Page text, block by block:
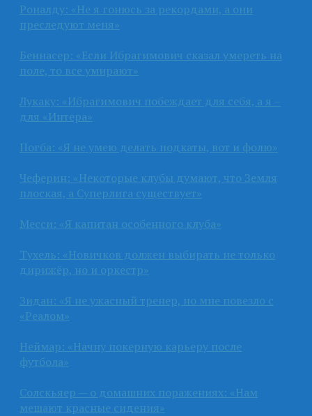
Роналду: «Не я гонюсь за рекордами, а они
преследуют меня»
Беннасер: «Если Ибрагимович сказал умереть на
поле, то все умирают»
Лукаку: «Ибрагимович побеждает для себя, а я –
для «Интера»
Погба: «Я не умею делать подкаты, вот и фолю»
Чеферин: «Некоторые клубы думают, что Земля
плоская, а Суперлига существует»
Месси: «Я капитан особенного клуба»
Тухель: «Новичков должен выбирать не только
дирижёр, но и оркестр»
Зидан: «Я не ужасный тренер, но мне повезло с
«Реалом»
Неймар: «Начну покерную карьеру после
футбола»
Солскьяер — о домашних поражениях: «Нам
мешают красные сидения»